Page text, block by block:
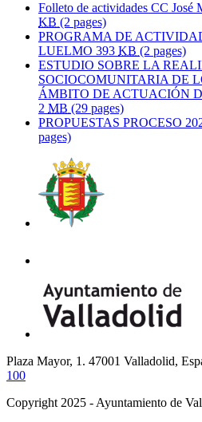
Folleto de actividades CC José
KB (2 pages)
PROGRAMA DE
LUELMO 393 KB (2 pages)
ESTUDIO SOBRE LA
SOCIOCOMUNITARIA DE
ÁMBITO DE ACTUACIÓN
2 MB (29 pages)
PROPUESTAS PROCESO
pages)
Plaza Mayor, 1. 47001 Valladolid,
100
Copyright 2025 - Ayuntamiento de